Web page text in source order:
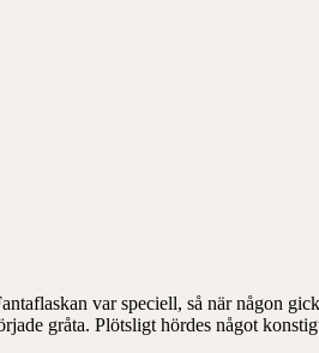
var speciell, så när någon
gråta. Plötsligt hördes något